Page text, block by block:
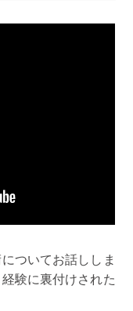
ついてお話ししま
験に裏付けされた